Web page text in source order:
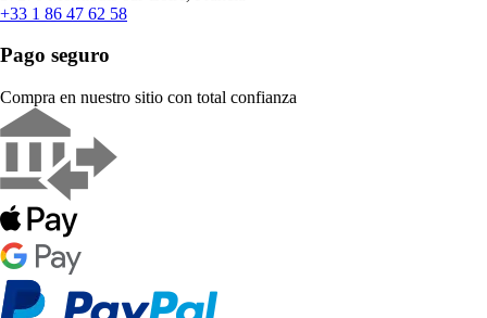
+33 1 86 47 62 58
Pago seguro
Compra en nuestro sitio con total confianza